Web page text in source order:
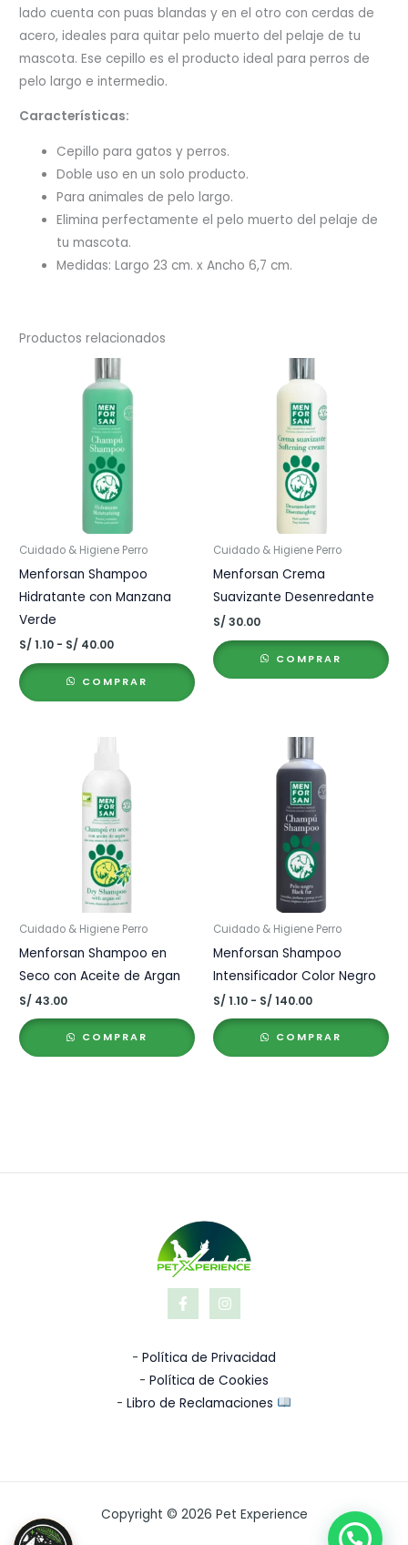
lado cuenta con puas blandas y en el otro con cerdas de
acero, ideales para quitar pelo muerto del pelaje de tu
mascota. Ese cepillo es el producto ideal para perros de
pelo largo e intermedio.
Características:
Cepillo para gatos y perros.
Doble uso en un solo producto.
Para animales de pelo largo.
Elimina perfectamente el pelo muerto del pelaje de
tu mascota.
Medidas: Largo 23 cm. x Ancho 6,7 cm.
Productos relacionados
Cuidado & Higiene Perro
Menforsan Shampoo
Hidratante con Manzana
Verde
S/ 1.10 - S/ 40.00Rango
desde
S/ 1.10
COMPRAR
Cuidado & Higiene Perro
Menforsan Crema
Suavizante Desenredante
S/ 30.00
COMPRAR
Cuidado & Higiene Perro
Menforsan Shampoo en
Seco con Aceite de Argan
S/ 43.00
COMPRAR
Cuidado & Higiene Perro
Menforsan Shampoo
Intensificador Color Negro
S/ 1.10 - S/ 140.00Rango
desde
S/ 1.10
COMPRAR
- Política de Privacidad
- Política de Cookies
-Libro de Reclamaciones
Copyright © 2026 Pet Experience